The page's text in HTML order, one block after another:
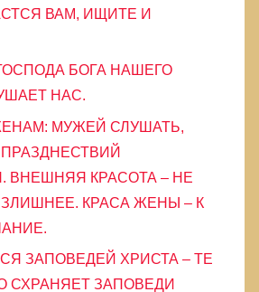
ВАМ, ИЩИТЕ И
БОГА НАШЕГО
НАС.
МУЖЕЙ СЛУШАТЬ,
ВНЕШНЯЯ КРАСОТА – НЕ
КРАСА ЖЕНЫ – К
ЗАПОВЕДЕЙ ХРИСТА – ТЕ
СХРАНЯЕТ ЗАПОВЕДИ